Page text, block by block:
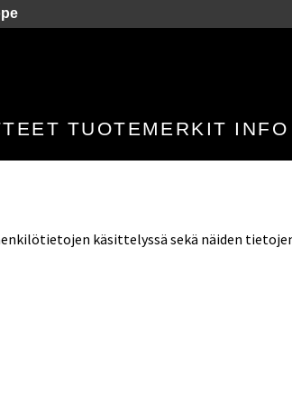
TUOTEMERKIT INFO
käsittelyssä sekä näiden